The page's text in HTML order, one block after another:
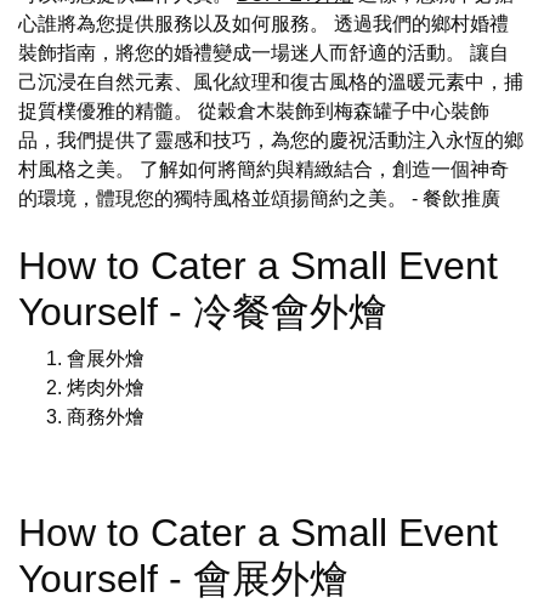
心誰將為您提供服務以及如何服務。 透過我們的鄉村婚禮
裝飾指南，將您的婚禮變成一場迷人而舒適的活動。 讓自
己沉浸在自然元素、風化紋理和復古風格的溫暖元素中，捕
捉質樸優雅的精髓。 從穀倉木裝飾到梅森罐子中心裝飾
品，我們提供了靈感和技巧，為您的慶祝活動注入永恆的鄉
村風格之美。 了解如何將簡約與精緻結合，創造一個神奇
的環境，體現您的獨特風格並頌揚簡約之美。 - 餐飲推廣
How to Cater a Small Event
Yourself - 冷餐會外燴
會展外燴
烤肉外燴
商務外燴
How to Cater a Small Event
Yourself - 會展外燴